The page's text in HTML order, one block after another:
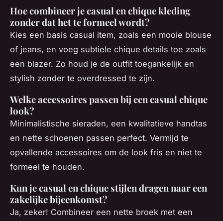
Hoe combineer je casual en chique kleding
zonder dat het te formeel wordt?
Kies een basis casual item, zoals een mooie blouse
of jeans, en voeg subtiele chique details toe zoals
een blazer. Zo houd je de outfit toegankelijk en
stylish zonder te overdressed te zijn.
Welke accessoires passen bij een casual chique
look?
Minimalistische sieraden, een kwalitatieve handtas
en nette schoenen passen perfect. Vermijd te
opvallende accessoires om de look fris en niet te
formeel te houden.
Kun je casual en chique stijlen dragen naar een
zakelijke bijeenkomst?
Ja, zeker! Combineer een nette broek met een